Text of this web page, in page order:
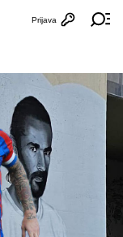
Otvori
Prijava